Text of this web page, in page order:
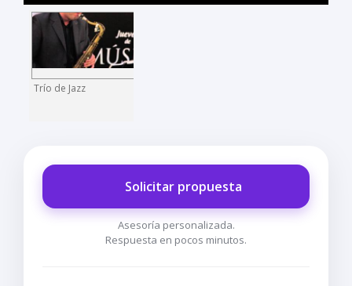
Trío de Jazz
Solicitar propuesta
Asesoría personalizada.
Respuesta en pocos minutos.